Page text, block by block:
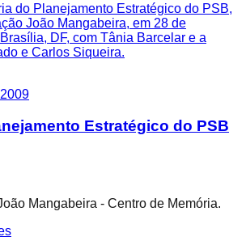
do Planejamento Estratégico do PSB,
João Mangabeira, em 28 de
DF, com Tânia Barcelar e a
e Carlos Siqueira.
Estratégico do PSB
Mangabeira - Centro de Memória.